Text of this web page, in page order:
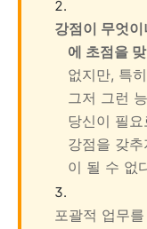
강점이 무엇
에 초점을
없지만, 특
그저 그런
당신이 필
강점을 갖
이 될 수 없
포괄적 업무